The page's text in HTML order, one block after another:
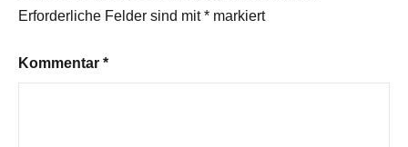
Erforderliche Felder sind mit* markiert
Kommentar *